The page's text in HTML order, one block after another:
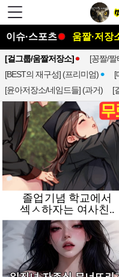
이슈·스포츠 움짤·저장
[걸그룹/움짤저장소]
[꽁짤/
[BEST의 재구성] (프리미엄)
[
[윤아저장소/네임드들] (과거)
[